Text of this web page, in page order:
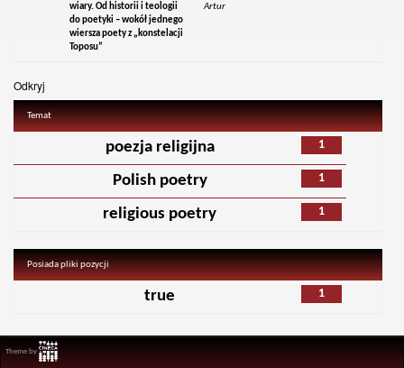
wiary. Od historii i teologii
do poetyki – wokół jednego
wiersza poety z „konstelacji
Toposu”
Artur
Odkryj
Temat
1
poezja religijna
1
Polish poetry
1
religious poetry
Posiada pliki pozycji
1
true
Theme by